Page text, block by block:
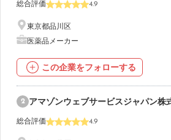
総合評価 4.9
東京都品川区
医薬品メーカー
この企業をフォローする
2 アマゾンウェブサービスジャパン株
総合評価 4.9